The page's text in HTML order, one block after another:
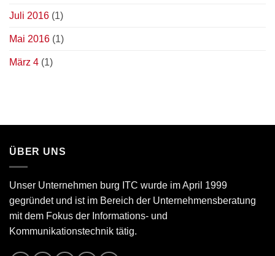
Juli 2016 (1)
Mai 2016 (1)
März 4 (1)
ÜBER UNS
Unser Unternehmen burg ITC wurde im April 1999
gegründet und ist im Bereich der Unternehmensberatung
mit dem Fokus der Informations- und
Kommunikationstechnik tätig.